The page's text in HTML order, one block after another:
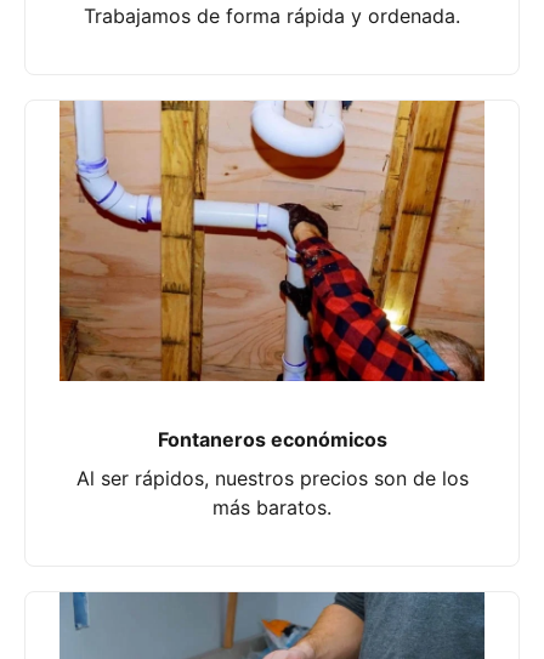
Trabajamos de forma rápida y ordenada.
Fontaneros económicos
Al ser rápidos, nuestros precios son de los
más baratos.